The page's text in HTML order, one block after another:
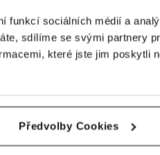
funkcí sociálních médií a
sdílíme se svými partnery
které jste jim poskytli
Předvolby Cookies